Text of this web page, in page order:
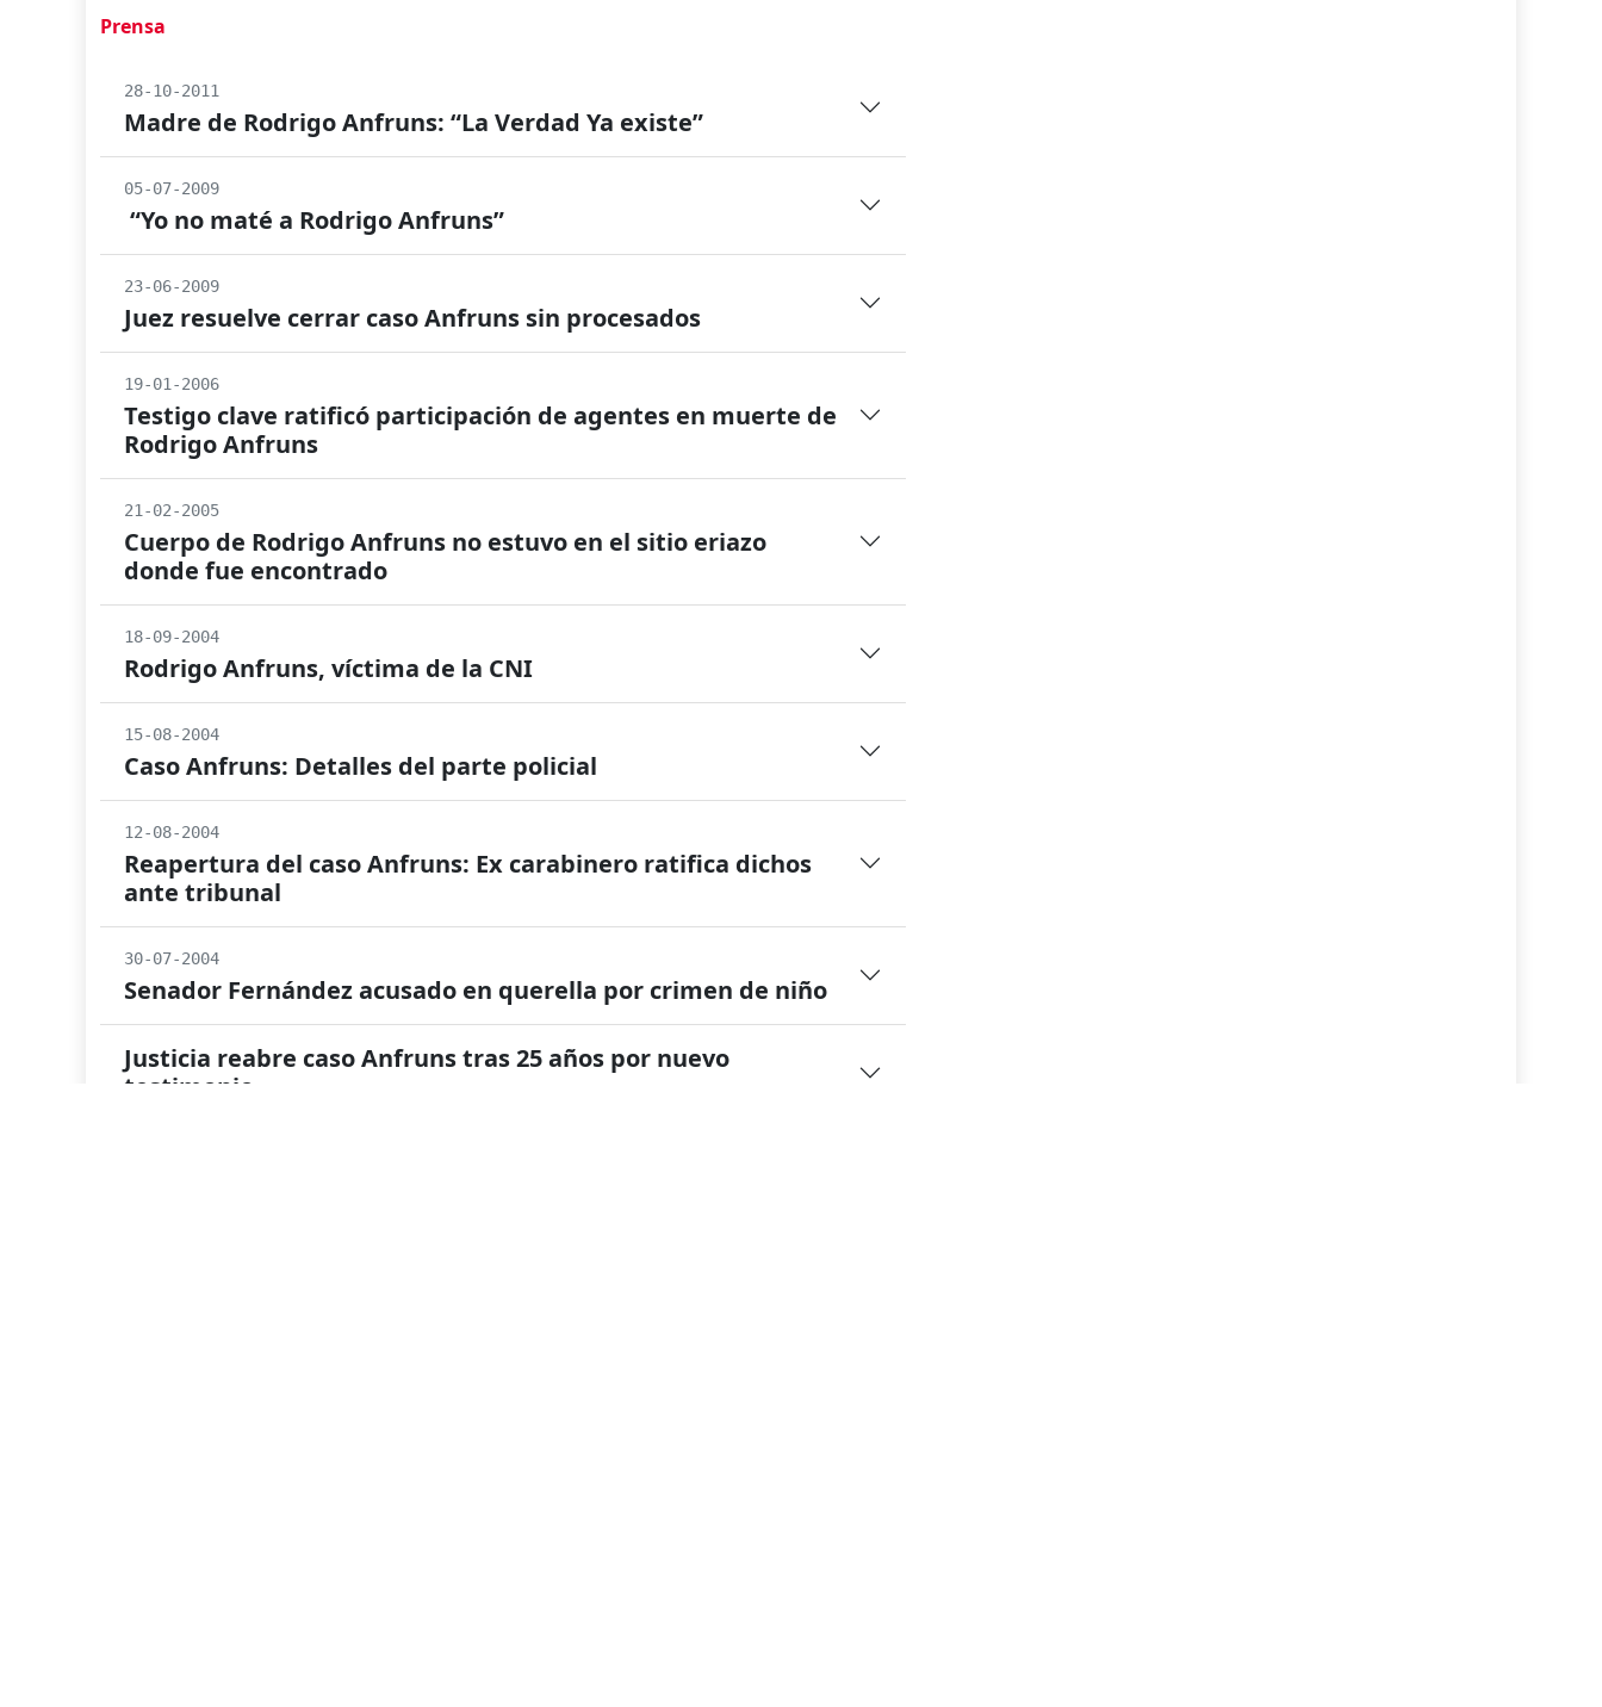
Prensa
28-10-2011
Madre de Rodrigo Anfruns: “La Verdad Ya existe”
05-07-2009
“Yo no maté a Rodrigo Anfruns”
23-06-2009
Juez resuelve cerrar caso Anfruns sin procesados
19-01-2006
Testigo clave ratificó participación de agentes en muerte de
Rodrigo Anfruns
21-02-2005
Cuerpo de Rodrigo Anfruns no estuvo en el sitio eriazo
donde fue encontrado
18-09-2004
Rodrigo Anfruns, víctima de la CNI
15-08-2004
Caso Anfruns: Detalles del parte policial
12-08-2004
Reapertura del caso Anfruns: Ex carabinero ratifica dichos
ante tribunal
30-07-2004
Senador Fernández acusado en querella por crimen de niño
Justicia reabre caso Anfruns tras 25 años por nuevo
testimonio